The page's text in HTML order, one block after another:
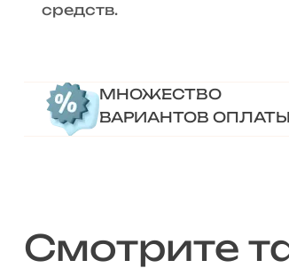
средств.
МНОЖЕСТВО
ВАРИАНТОВ ОПЛАТЫ
Смотрите